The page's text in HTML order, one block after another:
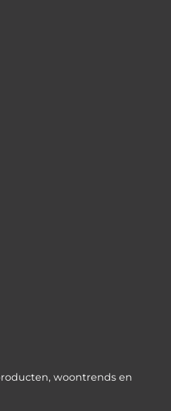
woontrends en